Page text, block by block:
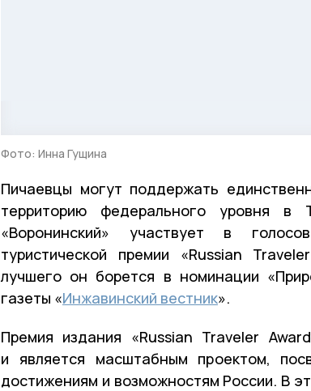
Фото: Инна Гущина
Пичаевцы могут поддержать
территорию федерального уровня в
«Воронинский» участвует в
туристической премии «Russian
лучшего он борется в номинации
газеты «Инжавинский вестник».
Премия издания «Russian Traveler
и является масштабным проектом,
достижениям и возможностям России. В